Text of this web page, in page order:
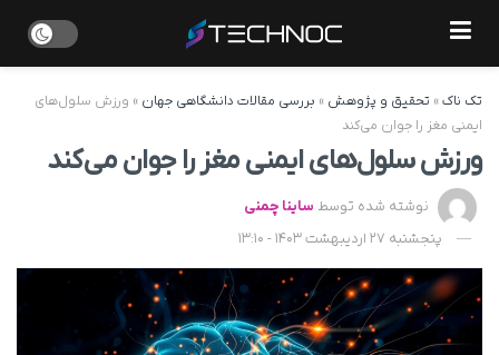
تک ناک» تحقیق و پژوهش » بررسی مقالات دانشگاهی جهان » ورزش سلول‌های
ایمنی مغز را جوان می‌کند
ورزش سلول‌های ایمنی مغز را جوان می‌کند
نوشته شده توسط ساینا چمنی
پنجشنبه 27 اردیبهشت 1403 - 13:10